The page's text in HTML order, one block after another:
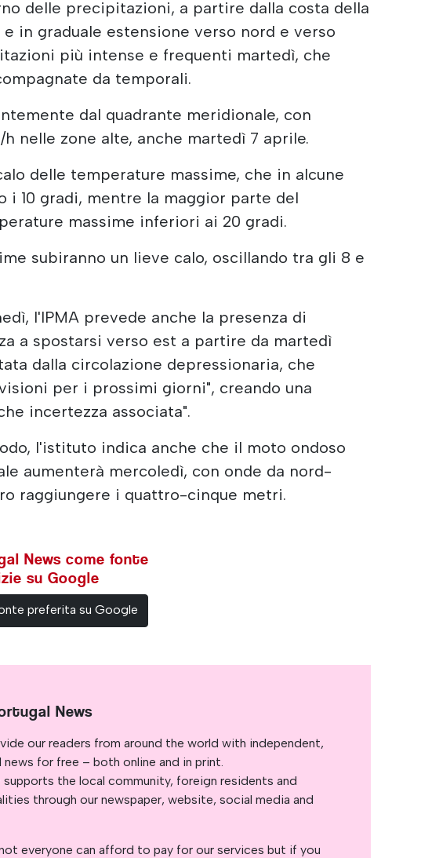
delle precipitazioni, a partire dalla costa della
in graduale estensione verso nord e verso
più intense e frequenti martedì, che
da temporali.
dal quadrante meridionale, con
nelle zone alte, anche martedì 7 aprile.
delle temperature massime, che in alcune
i 10 gradi, mentre la maggior parte del
massime inferiori ai 20 gradi.
subiranno un lieve calo, oscillando tra gli 8 e
l'IPMA prevede anche la presenza di
a spostarsi verso est a partire da martedì
dalla circolazione depressionaria, che
per i prossimi giorni", creando una
incertezza associata".
l'istituto indica anche che il moto ondoso
aumenterà mercoledì, con onde da nord-
raggiungere i quattro-cinque metri.
News come fonte
su Google
preferita su Google
News
our readers from around the world with independent,
news for free – both online and in print.
the local community, foreign residents and
through our newspaper, website, social media and
everyone can afford to pay for our services but if you